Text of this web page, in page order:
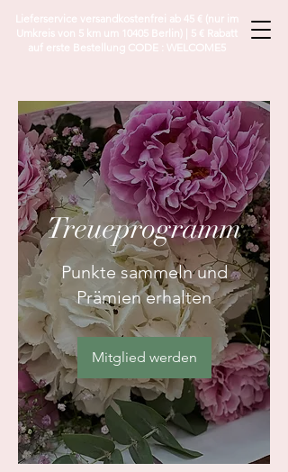
Lieferservice versandkostenfrei ab 45 € (nur im
Umkreis von 5 km um 10405 Berlin) | 5 € Rabatt
auf erste Bestellung CODE : WELCOME5
Treueprogramm
Punkte sammeln und
Prämien erhalten
Mitglied werden